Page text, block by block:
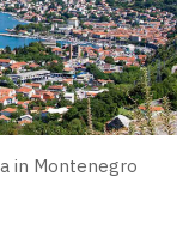
in Montenegro